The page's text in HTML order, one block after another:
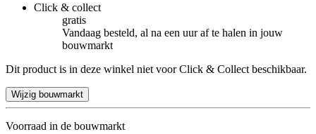
Click & collect
gratis
Vandaag besteld, al na een uur af te halen in jouw
bouwmarkt
Dit product is in deze winkel niet voor Click & Collect beschikbaar.
Wijzig bouwmarkt
Voorraad in de bouwmarkt